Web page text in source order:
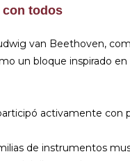
con todos
van Beethoven,
un bloque inspirado
activamente con
de instrumentos